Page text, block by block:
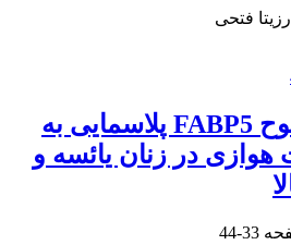
فتحی
بررسی پاسخ سطوح FABP5 پلاسمایی به
در زنان یائسه و
33-44